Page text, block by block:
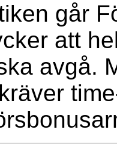
går
att
avgå.